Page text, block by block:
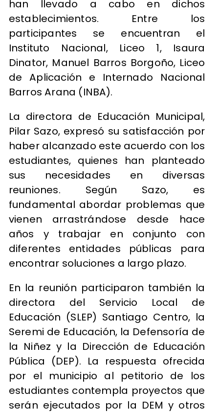
han llevado a cabo en dichos
establecimientos. Entre los
participantes se encuentran el
Instituto Nacional, Liceo 1, Isaura
Dinator, Manuel Barros Borgoño, Liceo
de Aplicación e Internado Nacional
Barros Arana (INBA).
La directora de Educación Municipal,
Pilar Sazo, expresó su satisfacción por
haber alcanzado este acuerdo con los
estudiantes, quienes han planteado
sus necesidades en diversas
reuniones. Según Sazo, es
fundamental abordar problemas que
vienen arrastrándose desde hace
años y trabajar en conjunto con
diferentes entidades públicas para
encontrar soluciones a largo plazo.
En la reunión participaron también la
directora del Servicio Local de
Educación (SLEP) Santiago Centro, la
Seremi de Educación, la Defensoría de
la Niñez y la Dirección de Educación
Pública (DEP). La respuesta ofrecida
por el municipio al petitorio de los
estudiantes contempla proyectos que
serán ejecutados por la DEM y otros